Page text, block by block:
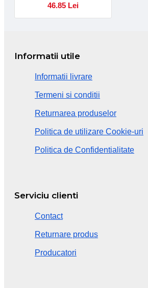
46.85 Lei
Informatii utile
Informatii livrare
Termeni si conditii
Returnarea produselor
Politica de utilizare Cookie-uri
Politica de Confidentialitate
Serviciu clienti
Contact
Returnare produs
Producatori